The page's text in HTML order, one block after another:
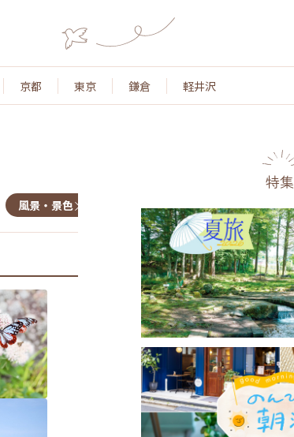
京都 東京 鎌倉 軽井沢
風景・景色 名所・旧跡 温泉・スパ
特集